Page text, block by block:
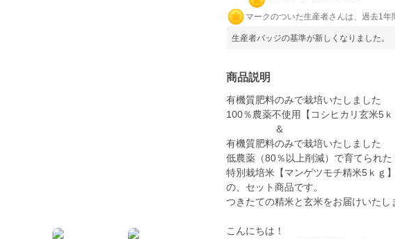
マークのついた生産者さんは、過去1年
生産者バッジの基準が新しくなりました。
商品説明
有機質肥料のみで栽培いたしました
100％農薬不使用【コシヒカリ玄米5ｋ
＆
有機質肥料のみで栽培いたしました
低農薬（80％以上削減）で育てられた
特別栽培米【マンゲツモチ精米5ｋｇ】
の、セット商品です。
つきたての精米と玄米をお届けいたし
こんにちは！